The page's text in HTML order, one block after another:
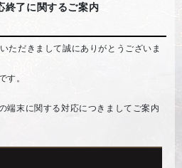
了に関するご案内
ただきまして誠にありがとうございま
す。
端末に関する対応につきましてご案内